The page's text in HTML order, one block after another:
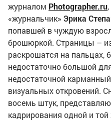
журналом Photographer.ru
«журнальчик» Эрика
попавшей в чуждую
брошюркой. Страницы – из
раскрошатся на пальцах,
недостаточно большой
недостаточной
визуальных откровений.
восемь штук,
кадрирования одной и